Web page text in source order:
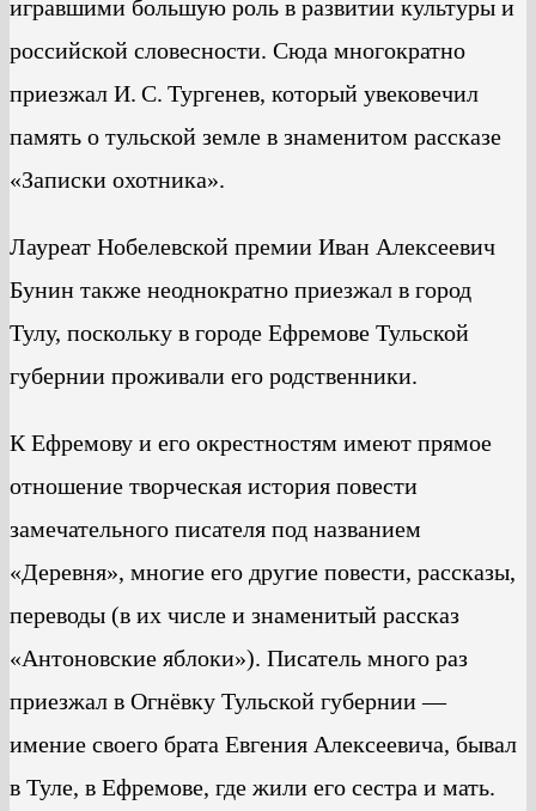
игравшими большую роль в развитии культуры и
российской словесности. Сюда многократно
приезжал И. С. Тургенев, который увековечил
память о тульской земле в знаменитом рассказе
«Записки охотника».
Лауреат Нобелевской премии Иван Алексеевич
Бунин также неоднократно приезжал в город
Тулу, поскольку в городе Ефремове Тульской
губернии проживали его родственники.
К Ефремову и его окрестностям имеют прямое
отношение творческая история повести
замечательного писателя под названием
«Деревня», многие его другие повести, рассказы,
переводы (в их числе и знаменитый рассказ
«Антоновские яблоки»). Писатель много раз
приезжал в Огнёвку Тульской губернии —
имение своего брата Евгения Алексеевича, бывал
в Туле, в Ефремове, где жили его сестра и мать.